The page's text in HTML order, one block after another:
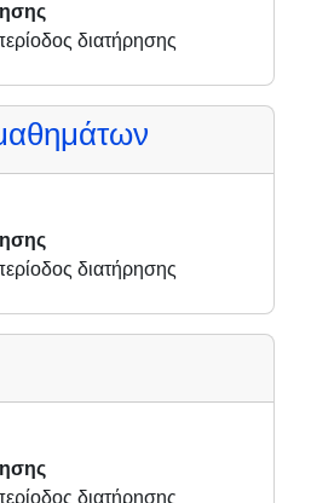
διατήρησης
διατήρησης
διατήρησης